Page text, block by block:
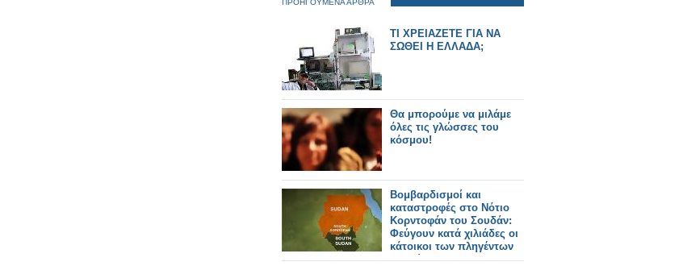
ΠΡΟΗΓΟΥΜΕΝΑ ΑΡΘΡΑ
ΤΙ ΧΡΕΙΑΖΕΤΕ ΓΙΑ ΝΑ
ΣΩΘΕΙ Η ΕΛΛΑΔΑ;
Θα μπορούμε να μιλάμε
όλες τις γλώσσες του
κόσμου!
Βομβαρδισμοί και
καταστροφές στο Νότιο
Κορντοφάν του Σουδάν:
Φεύγουν κατά χιλιάδες οι
κάτοικοι των πληγέντων
χωριών.